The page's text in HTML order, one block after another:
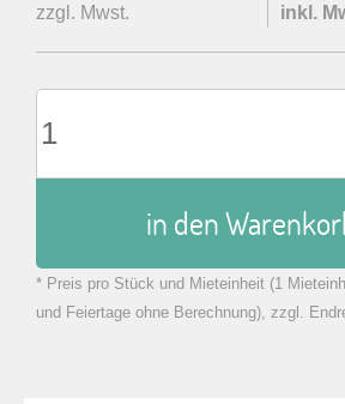
zzgl. Mwst. inkl.
in den
zu Warenkorb
* Preis pro Stück und Mieteinheit (1
und Feiertage ohne Berechnung), zzgl.